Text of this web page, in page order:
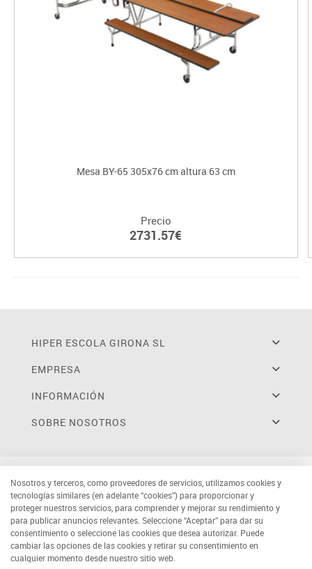
Mesa BY-65 305x76 cm altura 63 cm
Precio
2731.57€
HIPER ESCOLA GIRONA SL
EMPRESA
INFORMACIÓN
SOBRE NOSOTROS
Nosotros y terceros, como proveedores de servicios, utilizamos cookies y
tecnologías similares (en adelante “cookies”) para proporcionar y
proteger nuestros servicios, para comprender y mejorar su rendimiento y
para publicar anuncios relevantes. Seleccione “Aceptar” para dar su
consentimiento o seleccione las cookies que desea autorizar. Puede
cambiar las opciones de las cookies y retirar su consentimiento en
cualquier momento desde nuestro sitio web.